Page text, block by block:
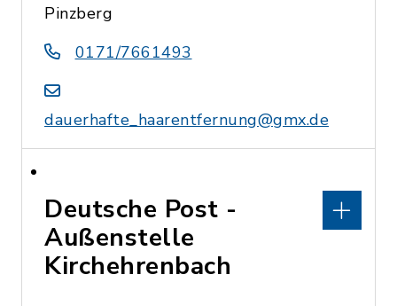
Pinzberg
0171/7661493
dauerhafte_haarentfernung@gmx.de
Deutsche Post -
Außenstelle
Kirchehrenbach